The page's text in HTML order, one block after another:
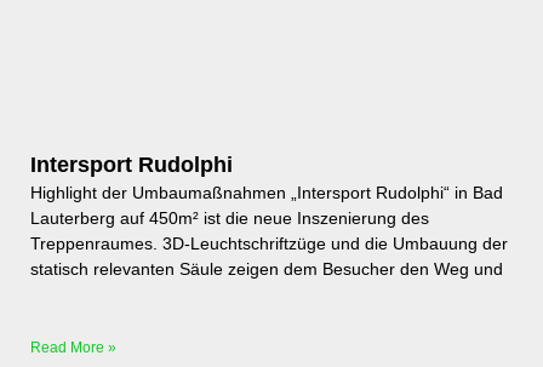
Intersport Rudolphi
Highlight der Umbaumaßnahmen „Intersport Rudolphi“ in Bad
Lauterberg auf 450m² ist die neue Inszenierung des
Treppenraumes. 3D-Leuchtschriftzüge und die Umbauung der
statisch relevanten Säule zeigen dem Besucher den Weg und
Read More »